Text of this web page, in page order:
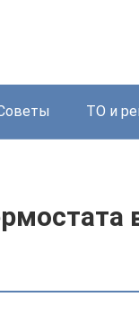
ТО и